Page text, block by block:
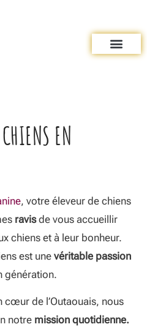
EN
, votre éleveur de chiens
ravisde vous accueillir
chiens et à leur bonheur.
est une véritable passion
génération.
cœur de l’Outaouais, nous
notre mission quotidienne.